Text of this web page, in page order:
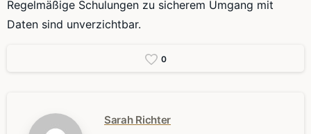
Regelmäßige Schulungen zu sicherem Umgang mit
Daten sind unverzichtbar.
0
Sarah Richter